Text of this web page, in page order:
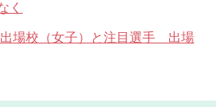
く
場校（女子）と注目選手 出場